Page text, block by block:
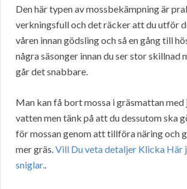
Den här typen av mossbekämpning är
verkningsfull och det räcker att du utför
våren innan gödsling och så en gång till
några säsonger innan du ser stor skillnad
går det snabbare.
Man kan få bort mossa i gräsmattan
vatten men tänk på att du dessutom ska
för mossan genom att tillföra näring och
mer gräs.Vill Du veta detaljer Klicka Här
sniglar..